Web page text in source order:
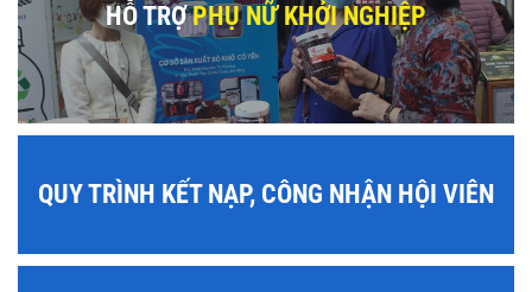
HỖ TRỢPHỤ NỮ KHỞI NGHIỆP
QUY TRÌNH KẾT NẠP, CÔNG NHẬN HỘI VIÊN